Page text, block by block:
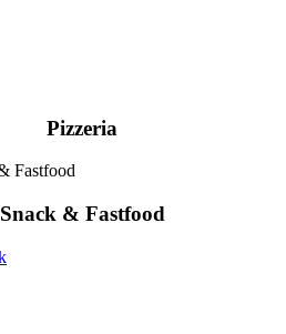
Pizzeria
Snack & Fastfood